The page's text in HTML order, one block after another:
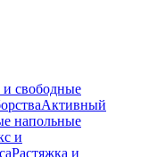
свободные
Активный
напольные
и
Растяжка и